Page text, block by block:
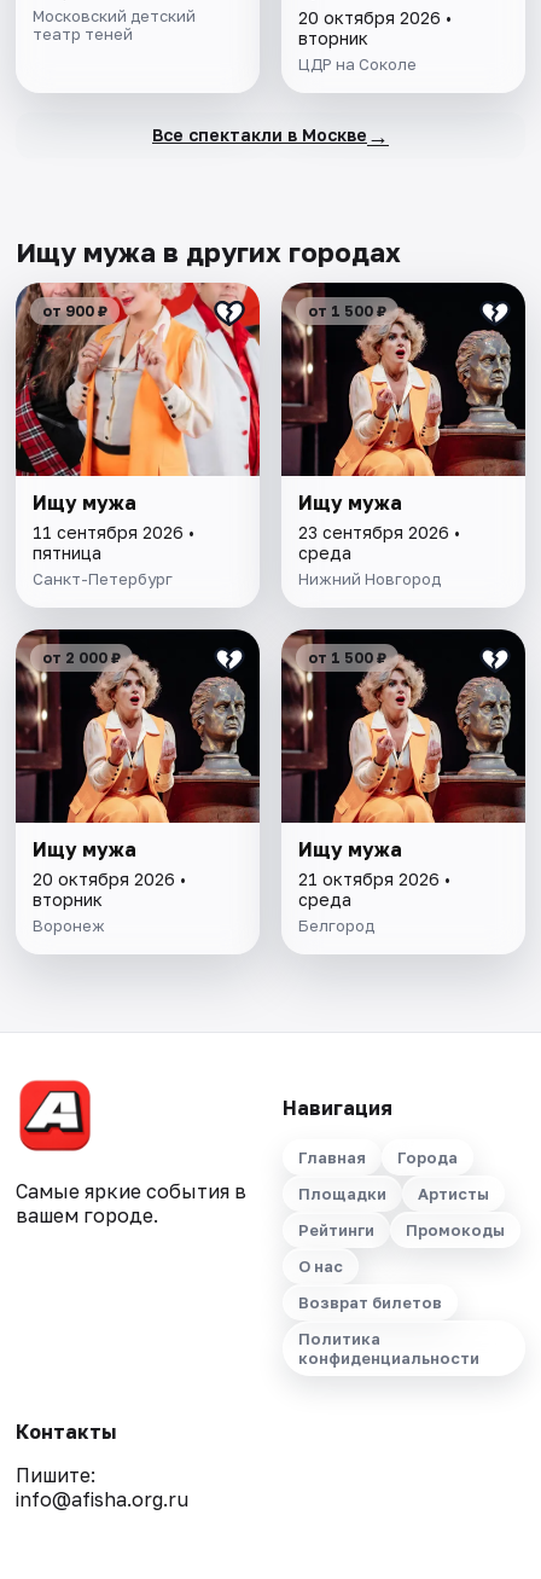
Московский детский
театр теней
20 октября 2026 •
вторник
ЦДР на Соколе
Все спектакли в Москве →
Ищу мужа в других городах
от 900 ₽
Ищу мужа
11 сентября 2026 •
пятница
Санкт-Петербург
от 1 500 ₽
Ищу мужа
23 сентября 2026 •
среда
Нижний Новгород
от 2 000 ₽
Ищу мужа
20 октября 2026 •
вторник
Воронеж
от 1 500 ₽
Ищу мужа
21 октября 2026 •
среда
Белгород
Самые яркие события в
вашем городе.
Навигация
Главная
Города
Площадки
Артисты
Рейтинги
Промокоды
О нас
Возврат билетов
Политика
конфиденциальности
Контакты
Пишите:
info@afisha.org.ru